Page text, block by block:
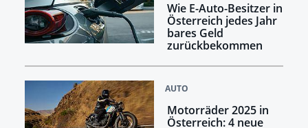
Wie E-Auto-Besitzer in
Österreich jedes Jahr
bares Geld
zurückbekommen
AUTO
Motorräder 2025 in
Österreich: 4 neue